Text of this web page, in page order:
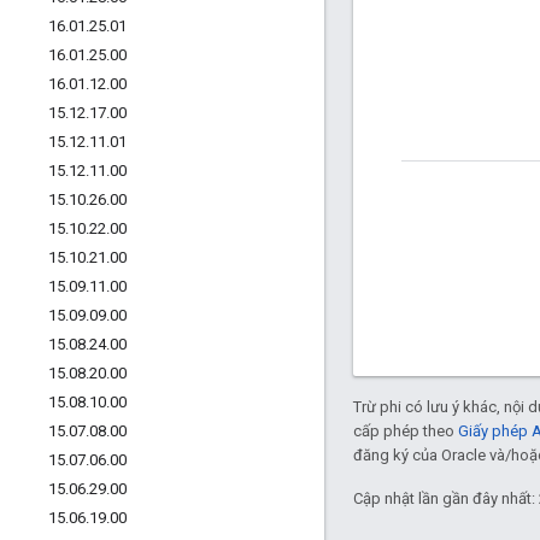
16.01 .25.01
16.01 .25.00
16.01 .12.00
15.12.17.00
15.12.11 .01
15.12.11 .00
15.10.26.00
15.10.22.00
15.10.21 .00
15.09.11 .00
15.09.09.00
15.08.24.00
15.08.20.00
15.08.10.00
15.07.08.00
15.07.06.00
15.06.29.00
15.06.19.00
Trừ phi có lưu ý khác, nội
cấp phép theo Giấy phép
đăng ký của Oracle và/
Cập nhật lần gần đây nhất: